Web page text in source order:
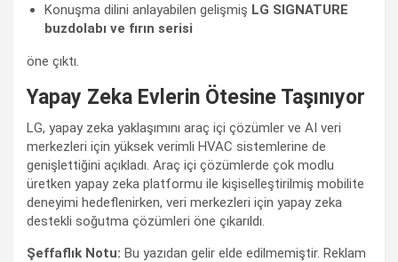
Konuşma dilini anlayabilen gelişmiş LG SIGNATURE
buzdolabı ve fırın serisi
öne çıktı.
Yapay Zeka Evlerin Ötesine Taşınıyor
LG, yapay zeka yaklaşımını araç içi çözümler ve AI veri
merkezleri için yüksek verimli HVAC sistemlerine de
genişlettiğini açıkladı. Araç içi çözümlerde çok modlu
üretken yapay zeka platformu ile kişiselleştirilmiş mobilite
deneyimi hedeflenirken, veri merkezleri için yapay zeka
destekli soğutma çözümleri öne çıkarıldı.
Şeffaflık Notu: Bu yazıdan gelir elde edilmemiştir. Reklam